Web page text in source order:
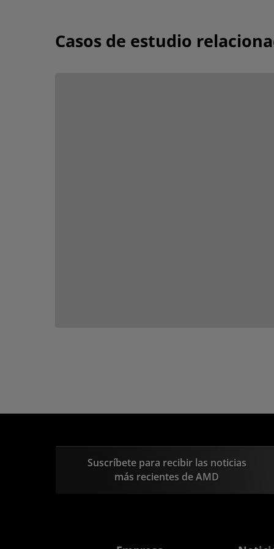
Casos de estudio
Suscríbete para recibir las noticias
más recientes de AMD